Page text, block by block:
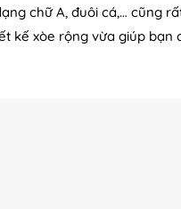
chữ A, đuôi cá,… cũng
kế xòe rộng vừa giúp